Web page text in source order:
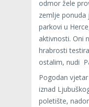
odmor žele
zemlje ponuda
parkovi u
aktivnosti. Oni
hrabrosti
ostalim, nudi
Pogodan
iznad
poletište,